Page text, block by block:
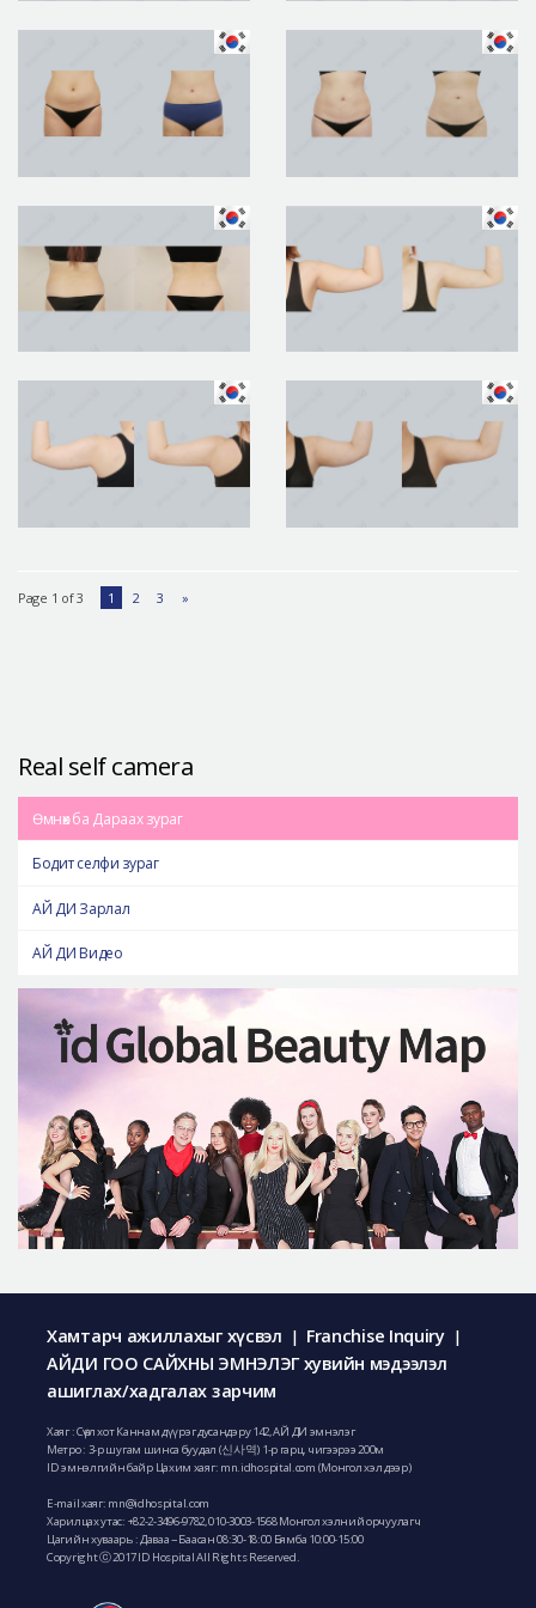
Page 1 of 3 1 2 3 »
Real self camera
Өмнөх ба Дараах зураг
Бодит селфи зураг
АЙ ДИ Зарлал
АЙ ДИ Видео
Хамтарч ажиллахыг хүсвэл | Franchise Inquiry |
АЙДИ ГОО САЙХНЫ ЭМНЭЛЭГ хувийн мэдээлэл
ашиглах/хадгалах зарчим
Хаяг : Сөүл хот Каннам дүүрэг дусандэру 142, АЙ ДИ эмнэлэг
Метро : 3-р шугам шинса буудал (신사역) 1-р гарц, чигээрээ 200м
ID эмнэлгийн байр Цахим хаяг: mn.idhospital.com (Монгол хэл дээр)
E-mail хаяг: mn@idhospital.com
Харилцах утас: +82-2-3496-9782,010-3003-1568Монгол хэлний орчуулагч
Цагийн хуваарь : Даваа ~ Баасан 08:30-18:00 Бямба 10:00-15:00
Copyright ⓒ 2017 ID Hospital All Rights Reserved.